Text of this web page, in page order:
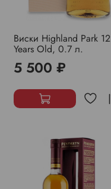
Виски Highland Park 12
Years Old, 0.7 л.
5 500 ₽